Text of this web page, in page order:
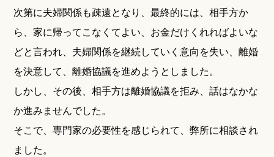
次第に夫婦関係も疎遠となり、最終的には、相手方か
ら、家に帰ってこなくてよい、お金だけくれればよいな
どと言われ、夫婦関係を継続していく意向を失い、離婚
を決意して、離婚協議を進めようとしました。
しかし、その後、相手方は離婚協議を拒み、話はなかな
か進みませんでした。
そこで、専門家の必要性を感じられて、弊所に相談され
ました。